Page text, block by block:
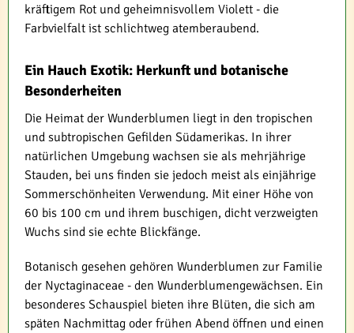
kräftigem Rot und geheimnisvollem Violett - die
Farbvielfalt ist schlichtweg atemberaubend.
Ein Hauch Exotik: Herkunft und botanische
Besonderheiten
Die Heimat der Wunderblumen liegt in den tropischen
und subtropischen Gefilden Südamerikas. In ihrer
natürlichen Umgebung wachsen sie als mehrjährige
Stauden, bei uns finden sie jedoch meist als einjährige
Sommerschönheiten Verwendung. Mit einer Höhe von
60 bis 100 cm und ihrem buschigen, dicht verzweigten
Wuchs sind sie echte Blickfänge.
Botanisch gesehen gehören Wunderblumen zur Familie
der Nyctaginaceae - den Wunderblumengewächsen. Ein
besonderes Schauspiel bieten ihre Blüten, die sich am
späten Nachmittag oder frühen Abend öffnen und einen